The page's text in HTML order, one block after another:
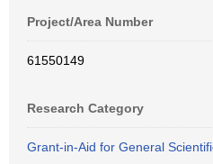
Project/Area Number
61550149
Research Category
Grant-in-Aid for General